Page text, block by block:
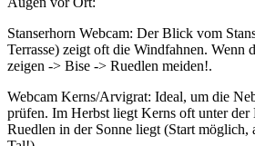
Stanserhorn Webcam: Der Blick vom
Terrasse) zeigt oft die Windfahnen. Wenn
zeigen -> Bise -> Ruedlen meiden!.
Webcam Kerns/Arvigrat: Ideal, um die
prüfen. Im Herbst liegt Kerns oft unter der
Ruedlen in der Sonne liegt (Start möglich,